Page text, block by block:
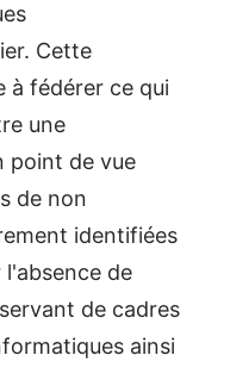
Cette
à fédérer ce qui
une
point de vue
de non
identifiées
de
de cadres
ainsi